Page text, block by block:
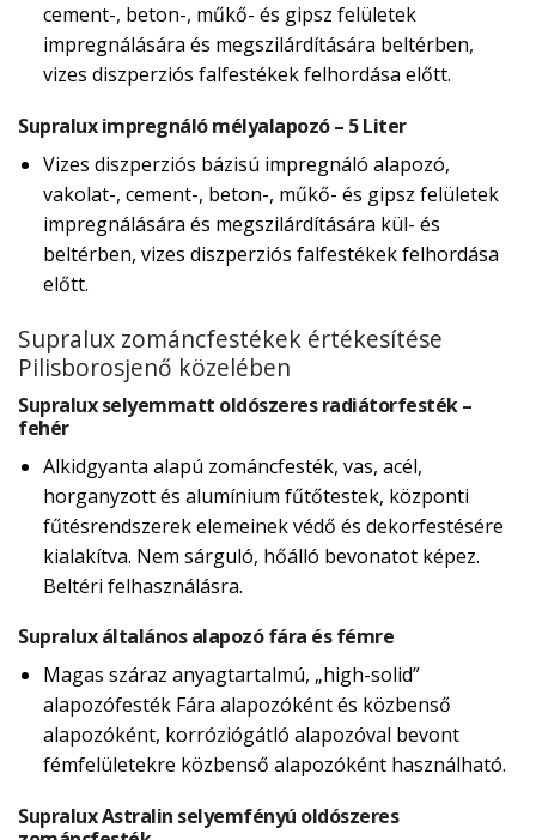
cement-, beton-, műkő- és gipsz felületek
impregnálására és megszilárdítására beltérben,
vizes diszperziós falfestékek felhordása előtt.
Supralux impregnáló mélyalapozó – 5 Liter
Vizes diszperziós bázisú impregnáló alapozó,
vakolat-, cement-, beton-, műkő- és gipsz felületek
impregnálására és megszilárdítására kül- és
beltérben, vizes diszperziós falfestékek felhordása
előtt.
Supralux zománcfestékek értékesítése
Pilisborosjenő közelében
Supralux selyemmatt oldószeres radiátorfesték –
fehér
Alkidgyanta alapú zománcfesték, vas, acél,
horganyzott és alumínium fűtőtestek, központi
fűtésrendszerek elemeinek védő és dekorfestésére
kialakítva. Nem sárguló, hőálló bevonatot képez.
Beltéri felhasználásra.
Supralux általános alapozó fára és fémre
Magas száraz anyagtartalmú, „high-solid”
alapozófesték Fára alapozóként és közbenső
alapozóként, korróziógátló alapozóval bevont
fémfelületekre közbenső alapozóként használható.
Supralux Astralin selyemfényú oldószeres